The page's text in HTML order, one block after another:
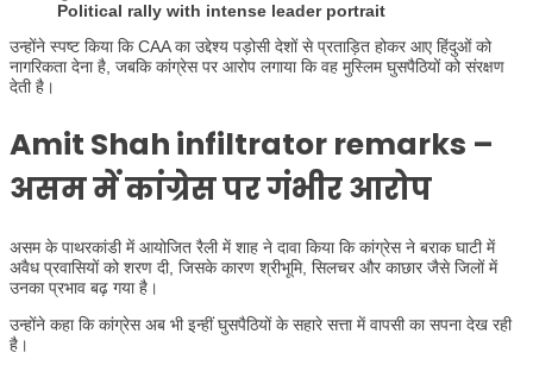
Political rally with intense leader portrait
उन्होंने स्पष्ट किया कि CAA का उद्देश्य पड़ोसी देशों से प्रताड़ित होकर आए हिंदुओं को
नागरिकता देना है, जबकि कांग्रेस पर आरोप लगाया कि वह मुस्लिम घुसपैठियों को संरक्षण
देती है।
Amit Shah infiltrator remarks –
असम में कांग्रेस पर गंभीर आरोप
असम के पाथरकांडी में आयोजित रैली में शाह ने दावा किया कि कांग्रेस ने बराक घाटी में
अवैध प्रवासियों को शरण दी, जिसके कारण श्रीभूमि, सिलचर और काछार जैसे जिलों में
उनका प्रभाव बढ़ गया है।
उन्होंने कहा कि कांग्रेस अब भी इन्हीं घुसपैठियों के सहारे सत्ता में वापसी का सपना देख रही
है।